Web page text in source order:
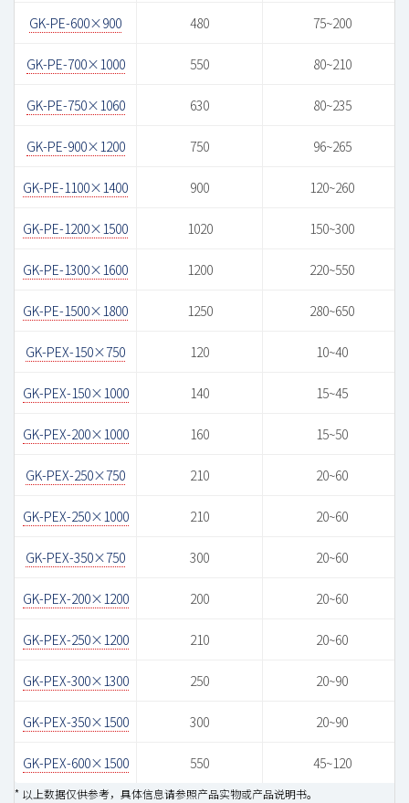
GK-PE-600×900 480 75~200
GK-PE-700×1000 550 80~210
GK-PE-750×1060 630 80~235
GK-PE-900×1200 750 96~265
GK-PE-1100×1400 900 120~260
GK-PE-1200×1500 1020 150~300
GK-PE-1300×1600 1200 220~550
GK-PE-1500×1800 1250 280~650
GK-PEX-150×750 120 10~40
GK-PEX-150×1000 140 15~45
GK-PEX-200×1000 160 15~50
GK-PEX-250×750 210 20~60
GK-PEX-250×1000 210 20~60
GK-PEX-350×750 300 20~60
GK-PEX-200×1200 200 20~60
GK-PEX-250×1200 210 20~60
GK-PEX-300×1300 250 20~90
GK-PEX-350×1500 300 20~90
GK-PEX-600×1500 550 45~120
* 以上数据仅供参考，具体信息请参照产品实物或产品说明书。